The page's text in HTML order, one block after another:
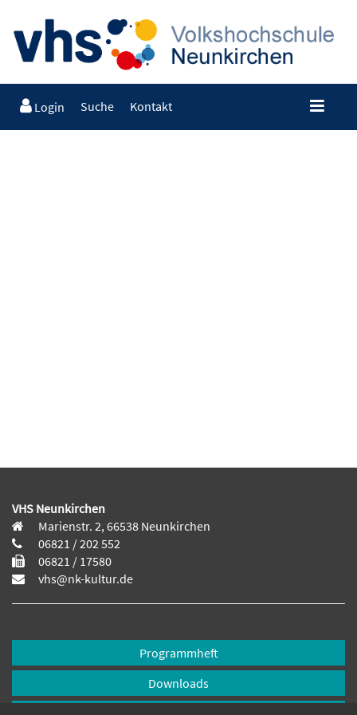
Login Suche Kontakt
2024_05_02-Anmeldeformular-WS-2024
VHS Neunkirchen
Marienstr. 2, 66538 Neunkirchen
06821 / 202 552
06821 / 17580
vhs@nk-kultur.de
Programmheft
Downloads